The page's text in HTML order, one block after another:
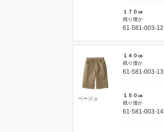
１７０㎝
残り僅か
61-581-003-12
ベージュ
１４０㎝
残り僅か
61-581-003-13
１５０㎝
残り僅か
61-581-003-14